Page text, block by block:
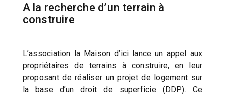
A la recherche d’un terrain à
construire
L’association la Maison d’ici lance un appel aux
propriétaires de terrains à construire, en leur
proposant de réaliser un projet de logement sur
la base d’un droit de superficie (DDP). Ce